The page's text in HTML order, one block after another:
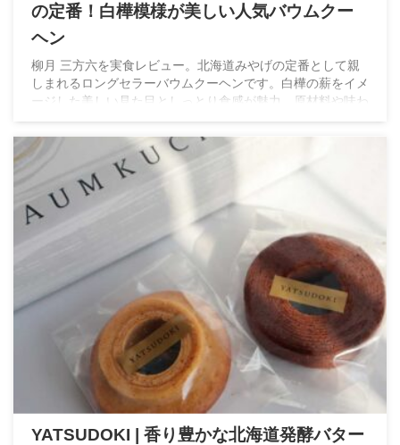
の定番！白樺模様が美しい人気バウムクー
ヘン
柳月 三方六を実食レビュー。北海道みやげの定番として親
しまれるロングセラーバウムクーヘンです。白樺の薪をイメ
ージした美しい見た目としっとり食感が魅力。原材料や味わ
YATSUDOKI | 香り豊かな北海道発酵バター